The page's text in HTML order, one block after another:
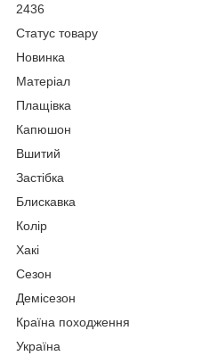
2436
Статус товару
Новинка
Матеріал
Плащівка
Капюшон
Вшитий
Застібка
Блискавка
Колір
Хакі
Сезон
Демісезон
Країна походження
Україна